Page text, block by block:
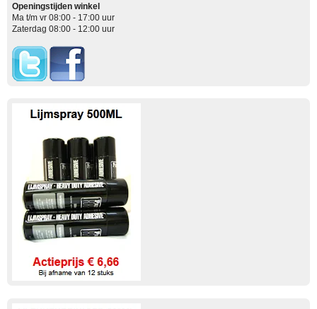
Openingstijden winkel
Ma t/m vr 08:00 - 17:00 uur
Zaterdag 08:00 - 12:00 uur